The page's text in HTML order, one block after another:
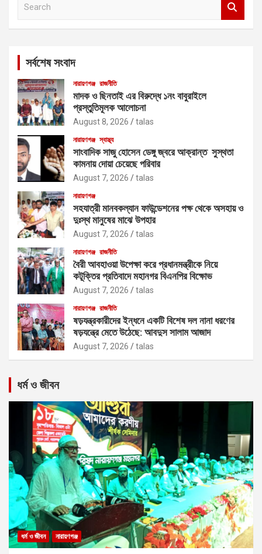
সর্বশেষ সংবাদ
নারায়ণগঞ্জ রাজনীতি
মাদক ও ছিনতাই এর বিরুদ্ধে ১নং বাবুরাইলে
প্রস্তুতিমূলক আলোচনা
August 8, 2026 talas
নারায়ণগঞ্জ স্বাস্থ্য
সাংবাদিক সাজু হোসেন ডেঙ্গু জ্বরে আক্রান্ত সুস্থতা
কামনায় দোয়া চেয়েছে পরিবার
August 7, 2026 talas
নারায়ণগঞ্জ
সহযাত্রী মানবকল্যান ফাউন্ডেশনের পক্ষ থেকে অসহায় ও
দুঃস্থ মানুষের মাঝে উপহার
August 7, 2026 talas
নারায়ণগঞ্জ রাজনীতি
বৈরী আবহাওয়া উপেক্ষা করে প্রধানমন্ত্রীকে নিয়ে
কটূক্তির প্রতিবাদে মহানগর বিএনপির বিক্ষোভ
August 7, 2026 talas
নারায়ণগঞ্জ রাজনীতি
ষড়যন্ত্রকারীদের ইন্ধনে একটি বিশেষ দল নানা ধরণের
ষড়যন্ত্রে মেতে উঠেছে: আবদুস সালাম আজাদ
August 7, 2026 talas
ধর্ম ও জীবন
ধর্ম ও জীবন নারায়ণগঞ্জ